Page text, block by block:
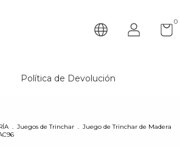
0
Política de Devolución
. Juegos de Trinchar . Juego de Trinchar de Madera